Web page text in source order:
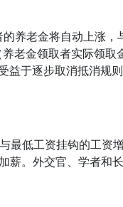
老金将自动上涨，
养老金领取者实际领
益于逐步取消抵消规
低工资挂钩的工资
薪。外交官、学者和